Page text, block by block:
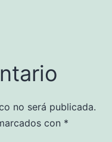
no será publicada.
con *